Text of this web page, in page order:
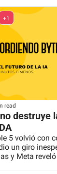
+1
read
destruye
5 volvió con
un giro
y Meta